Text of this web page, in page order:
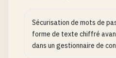
Sécurisation de mots de
forme de texte chiffré
dans un gestionnaire de